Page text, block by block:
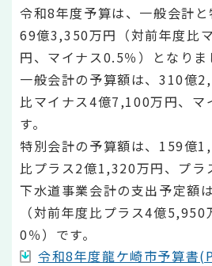
令和8年度予算は、一般会計
69億3,350万円（対前年度比
円、マイナス0.5％）となりま
一般会計の予算額は、310億
比マイナス4億7,100万円、マ
す。
特別会計の予算額は、159億
比プラス2億1,320万円、プラ
下水道事業会計の支出予定額
（対前年度比プラス4億
0％）です。
令和8年度龍ケ崎市予算書